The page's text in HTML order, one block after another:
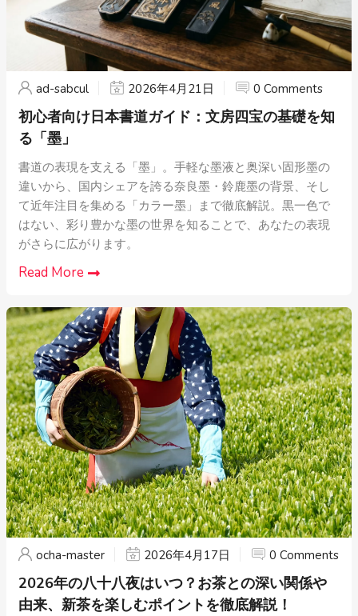
ad-sabcul 2026年4月21日 0 Comments
初心者向け日本書道ガイド：文房四宝の基礎を知
る「墨」
書道の表現を支える「墨」。手軽な墨液と奥深い固形墨の
違いから、国内シェアを誇る奈良墨・鈴鹿墨の背景、そし
て近年注目を集める「カラー墨」まで徹底解説。黒一色で
はない、彩り豊かな墨の世界を知ることで、あなたの表現
がさらに広がります。
Read More
ocha-master 2026年4月17日 0 Comments
2026年の八十八夜はいつ？お茶との深い関係や
由来、新茶を楽しむポイントを徹底解説！